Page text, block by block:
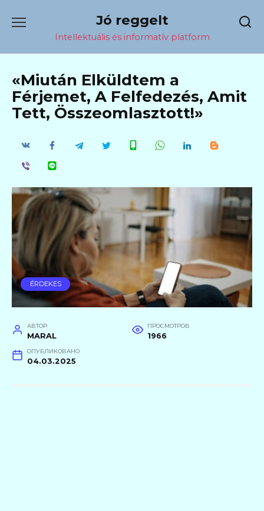
содержанию
Jó reggelt
Intellektuális és informatív platform
«Miután Elküldtem a
Férjemet, A Felfedezés, Amit
Tett, Összeomlasztott!»
ÉRDEKES
АВТОР
MARAL
ПРОСМОТРОВ
1966
ОПУБЛИКОВАНО
04.03.2025